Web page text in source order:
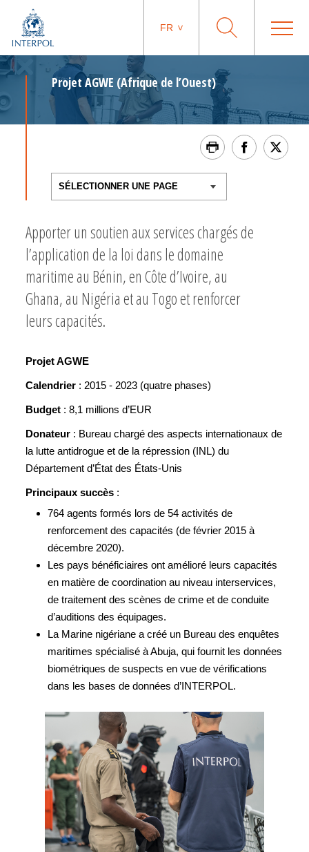
FR
Projet AGWE (Afrique de l’Ouest)
Apporter un soutien aux services chargés de
l’application de la loi dans le domaine
maritime au Bénin, en Côte d’Ivoire, au
Ghana, au Nigéria et au Togo et renforcer
leurs capacités.
Projet AGWE
Calendrier : 2015 - 2023 (quatre phases)
Budget : 8,1 millions d’EUR
Donateur : Bureau chargé des aspects internationaux de
la lutte antidrogue et de la répression (INL) du
Département d’État des États-Unis
Principaux succès :
764 agents formés lors de 54 activités de
renforcement des capacités (de février 2015 à
décembre 2020).
Les pays bénéficiaires ont amélioré leurs capacités
en matière de coordination au niveau interservices,
de traitement des scènes de crime et de conduite
d’auditions des équipages.
La Marine nigériane a créé un Bureau des enquêtes
maritimes spécialisé à Abuja, qui fournit les données
biométriques de suspects en vue de vérifications
dans les bases de données d’INTERPOL.